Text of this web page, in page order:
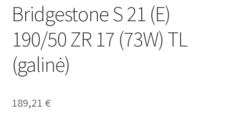
Bridgestone S 21 (E)
190/50 ZR 17 (73W) TL
(galinė)
189,21 €